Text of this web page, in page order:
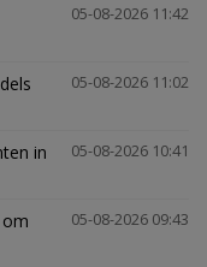
05-08-2026 11:42
05-08-2026 11:02
05-08-2026 10:41
in
05-08-2026 09:43